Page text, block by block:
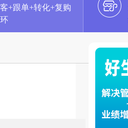
+跟单+转化+复购